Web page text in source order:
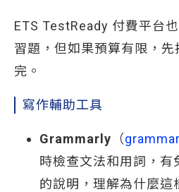
ETS TestReady 付費平台
習題，但如果預算有限，先
完。
寫作輔助工具
Grammarly （
時檢查文法和用詞，有
的說明，理解為什麼這